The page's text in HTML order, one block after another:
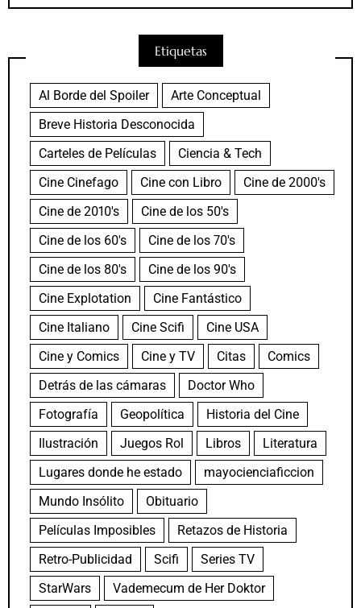
Etiquetas
Al Borde del Spoiler
Arte Conceptual
Breve Historia Desconocida
Carteles de Películas
Ciencia & Tech
Cine Cinefago
Cine con Libro
Cine de 2000's
Cine de 2010's
Cine de los 50's
Cine de los 60's
Cine de los 70's
Cine de los 80's
Cine de los 90's
Cine Explotation
Cine Fantástico
Cine Italiano
Cine Scifi
Cine USA
Cine y Comics
Cine y TV Citas
Comics
Detrás de las cámaras
Doctor Who
Fotografía
Geopolítica
Historia del Cine
Ilustración
Juegos Rol Libros
Literatura
Lugares donde he estado
mayocienciaficcion
Mundo Insólito
Obituario
Películas Imposibles
Retazos de Historia
Retro-Publicidad
Scifi
Series TV
StarWars
Vademecum de Her Doktor